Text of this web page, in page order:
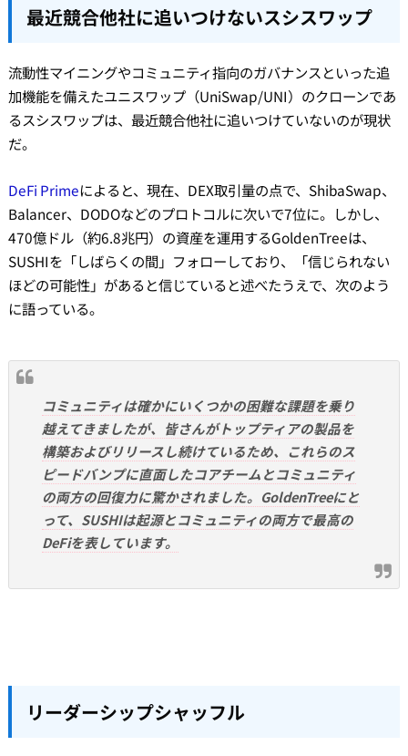
最近競合他社に追いつけないスシスワップ
流動性マイニングやコミュニティ指向のガバナンスといった追
加機能を備えたユニスワップ（UniSwap/UNI）のクローンであ
るスシスワップは、最近競合他社に追いつけていないのが現状
だ。
DeFi Primeによると、現在、DEX取引量の点で、ShibaSwap、
Balancer、DODOなどのプロトコルに次いで7位に。しかし、
470億ドル（約6.8兆円）の資産を運用するGoldenTreeは、
SUSHIを「しばらくの間」フォローしており、「信じられない
ほどの可能性」があると信じていると述べたうえで、次のよう
に語っている。
コミュニティは確かにいくつかの困難な課題を乗り
越えてきましたが、皆さんがトップティアの製品を
構築およびリリースし続けているため、これらのス
ピードバンプに直面したコアチームとコミュニティ
の両方の回復力に驚かされました。GoldenTreeにと
って、SUSHIは起源とコミュニティの両方で最高の
DeFiを表しています。
リーダーシップシャッフル